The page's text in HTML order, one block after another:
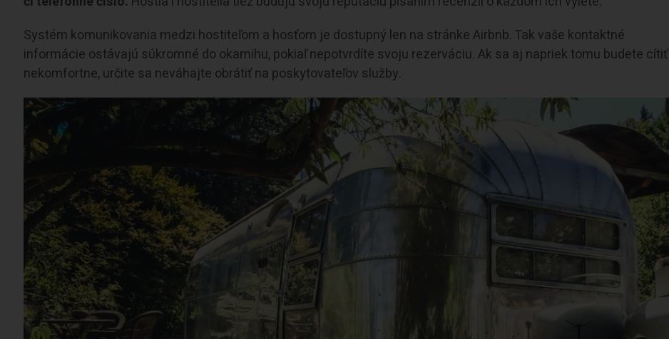
Systém komunikovania medzi hostiteľom a hosťom je dostupný len na stránke Airbnb. Tak vaše kontaktné
informácie ostávajú súkromné do okamihu, pokiaľ nepotvrdíte svoju rezerváciu. Ak sa aj napriek tomu budete cítiť
nekomfortne, určite sa neváhajte obrátiť na poskytovateľov služby.